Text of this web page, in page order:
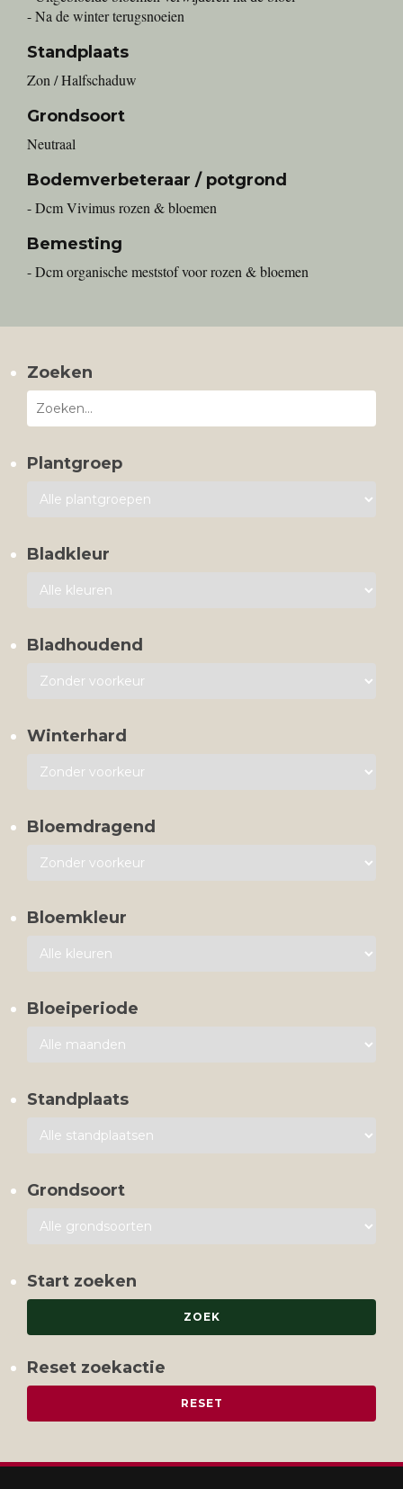
- Na de winter terugsnoeien
Standplaats
Zon / Halfschaduw
Grondsoort
Neutraal
Bodemverbeteraar / potgrond
- Dcm Vivimus rozen & bloemen
Bemesting
- Dcm organische meststof voor rozen & bloemen
Zoeken
Plantgroep
Bladkleur
Bladhoudend
Winterhard
Bloemdragend
Bloemkleur
Bloeiperiode
Standplaats
Grondsoort
Start zoeken
Reset zoekactie